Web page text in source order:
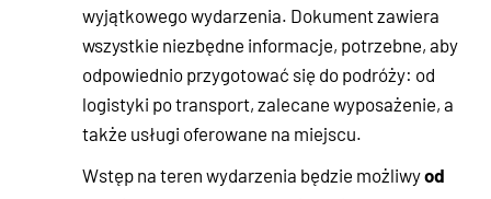
wyjątkowego wydarzenia. Dokument zawiera
wszystkie niezbędne informacje, potrzebne, aby
odpowiednio przygotować się do podróży: od
logistyki po transport, zalecane wyposażenie, a
także usługi oferowane na miejscu.
Wstęp na teren wydarzenia będzie możliwyod